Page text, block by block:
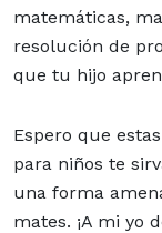
matemáticas,
resolución de
que tu hijo
Espero que
para niños te
una forma
mates. ¡A mi yo